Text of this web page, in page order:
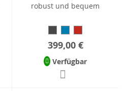
robust und bequem
399,00 €
Verfügbar